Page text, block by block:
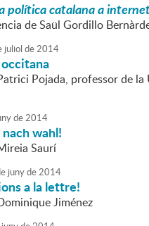
política catalana a
de Saül Gordillo
juliol de2014
Pojada, professor de
de2014
wahl!
Saurí
junyde2014
a la lettre!
Jiménez